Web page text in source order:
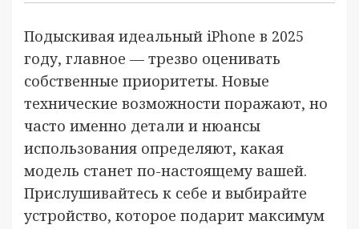
Подыскивая идеальный iPhone в 2025
году, главное — трезво оценивать
собственные приоритеты. Новые
технические возможности поражают, но
часто именно детали и нюансы
использования определяют, какая
модель станет по-настоящему вашей.
Прислушивайтесь к себе и выбирайте
устройство, которое подарит максимум